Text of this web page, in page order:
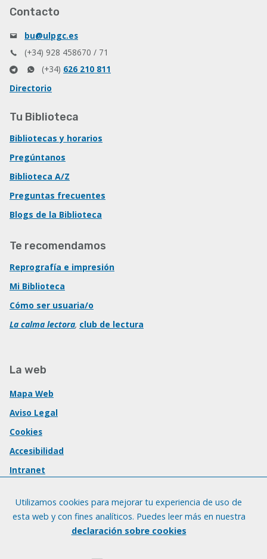
Contacto
bu@ulpgc.es
(+34) 928 458670 / 71
(+34) 626 210 811
Directorio
Tu Biblioteca
Bibliotecas y horarios
Pregúntanos
Biblioteca A/Z
Preguntas frecuentes
Blogs de la Biblioteca
Te recomendamos
Reprografía e impresión
Mi Biblioteca
Cómo ser usuaria/o
La calma lectora, club de lectura
La web
Mapa Web
Aviso Legal
Cookies
Accesibilidad
Intranet
Utilizamos cookies para mejorar tu experiencia de uso de
esta web y con fines analíticos. Puedes leer más en nuestra
declaración sobre cookies